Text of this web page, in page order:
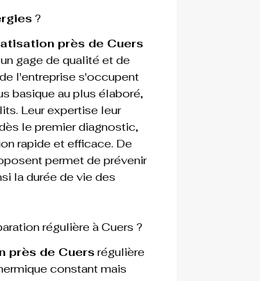
?
près de Cuers
gage de qualité et de
l'entreprise s'occupent
basique au plus élaboré,
. Leur expertise leur
le premier diagnostic,
rapide et efficace. De
permet de prévenir
la durée de vie des
régulière à Cuers ?
près de Cuers régulière
constant mais